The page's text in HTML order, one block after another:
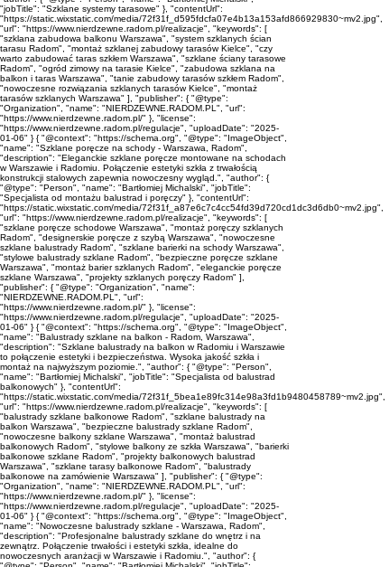
"jobTitle": "Szklane systemy tarasowe" }, "contentUrl":
"https://static.wixstatic.com/media/72f31f_d595fdcfa07e4b13a153afd866929830~mv2.jpg",
"url": "https://www.nierdzewne.radom.pl/realizacje", "keywords": [
"szklana zabudowa balkonu Warszawa", "system szklanych ścian
tarasu Radom", "montaż szklanej zabudowy tarasów Kielce", "czy
warto zabudować taras szkłem Warszawa", "szklane ściany tarasowe
Radom", "ogród zimowy na tarasie Kielce", "zabudowa szklana na
balkon i taras Warszawa", "tanie zabudowy tarasów szkłem Radom",
"nowoczesne rozwiązania szklanych tarasów Kielce", "montaż
tarasów szklanych Warszawa" ], "publisher": { "@type":
"Organization", "name": "NIERDZEWNE.RADOM.PL", "url":
"https://www.nierdzewne.radom.pl/" }, "license":
"https://www.nierdzewne.radom.pl/regulacje", "uploadDate": "2025-
01-06" } { "@context": "https://schema.org", "@type": "ImageObject",
"name": "Szklane poręcze na schody - Warszawa, Radom",
"description": "Eleganckie szklane poręcze montowane na schodach
w Warszawie i Radomiu. Połączenie estetyki szkła z trwałością
konstrukcji stalowych zapewnia nowoczesny wygląd.", "author": {
"@type": "Person", "name": "Bartłomiej Michalski", "jobTitle":
"Specjalista od montażu balustrad i poręczy" }, "contentUrl":
"https://static.wixstatic.com/media/72f31f_a87e6c7c4cc54fd39d720cd1dc3d6db0~mv2.jpg",
"url": "https://www.nierdzewne.radom.pl/realizacje", "keywords": [
"szklane poręcze schodowe Warszawa", "montaż poręczy szklanych
Radom", "designerskie poręcze z szybą Warszawa", "nowoczesne
szklane balustrady Radom", "szklane barierki na schody Warszawa",
"stylowe balustrady szklane Radom", "bezpieczne poręcze szklane
Warszawa", "montaż barier szklanych Radom", "eleganckie poręcze
szklane Warszawa", "projekty szklanych poręczy Radom" ],
"publisher": { "@type": "Organization", "name":
"NIERDZEWNE.RADOM.PL", "url":
"https://www.nierdzewne.radom.pl/" }, "license":
"https://www.nierdzewne.radom.pl/regulacje", "uploadDate": "2025-
01-06" } { "@context": "https://schema.org", "@type": "ImageObject",
"name": "Balustrady szklane na balkon - Radom, Warszawa",
"description": "Szklane balustrady na balkon w Radomiu i Warszawie
to połączenie estetyki i bezpieczeństwa. Wysoka jakość szkła i
montaż na najwyższym poziomie.", "author": { "@type": "Person",
"name": "Bartłomiej Michalski", "jobTitle": "Specjalista od balustrad
balkonowych" }, "contentUrl":
"https://static.wixstatic.com/media/72f31f_5bea1e89fc314e98a3fd1b9480458789~mv2.jpg",
"url": "https://www.nierdzewne.radom.pl/realizacje", "keywords": [
"balustrady szklane balkonowe Radom", "szklane balustrady na
balkon Warszawa", "bezpieczne balustrady szklane Radom",
"nowoczesne balkony szklane Warszawa", "montaż balustrad
balkonowych Radom", "stylowe balkony ze szkła Warszawa", "barierki
balkonowe szklane Radom", "projekty balkonowych balustrad
Warszawa", "szklane tarasy balkonowe Radom", "balustrady
balkonowe na zamówienie Warszawa" ], "publisher": { "@type":
"Organization", "name": "NIERDZEWNE.RADOM.PL", "url":
"https://www.nierdzewne.radom.pl/" }, "license":
"https://www.nierdzewne.radom.pl/regulacje", "uploadDate": "2025-
01-06" } { "@context": "https://schema.org", "@type": "ImageObject",
"name": "Nowoczesne balustrady szklane - Warszawa, Radom",
"description": "Profesjonalne balustrady szklane do wnętrz i na
zewnątrz. Połączenie trwałości i estetyki szkła, idealne do
nowoczesnych aranżacji w Warszawie i Radomiu.", "author": {